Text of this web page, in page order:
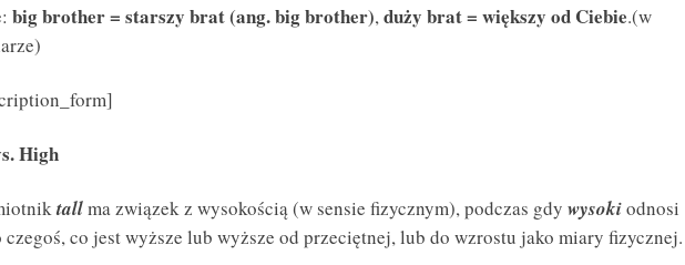
big brother = starszy brat (ang. big brother),duży brat = większy od Ciebie.(w
High
tallma związek z wysokością (w sensie fizycznym), podczas gdy wysokiodnosi
czegoś, co jest wyższe lub wyższe od przeciętnej, lub do wzrostu jako miary fizycznej.